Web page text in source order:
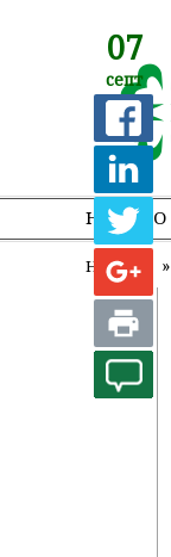
НАЧАЛО
Начало »
07
септ